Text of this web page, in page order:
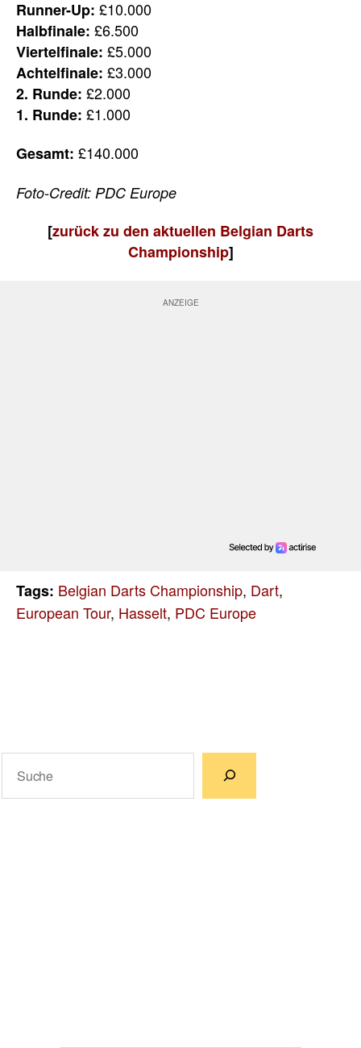
Runner-Up: £10.000
Halbfinale: £6.500
Viertelfinale: £5.000
Achtelfinale: £3.000
2. Runde: £2.000
1. Runde: £1.000
Gesamt: £140.000
Foto-Credit: PDC Europe
[zurück zu den aktuellen Belgian Darts
Championship]
Tags: Belgian Darts Championship, Dart,
European Tour, Hasselt, PDC Europe